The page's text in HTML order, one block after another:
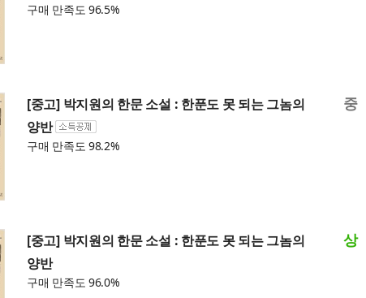
구매 만족도 96.5%
[중고] 박지원의 한문 소설 : 한푼도 못 되는 그놈의
양반
구매 만족도 98.2%
중
[중고] 박지원의 한문 소설 : 한푼도 못 되는 그놈의
양반
구매 만족도 96.0%
상